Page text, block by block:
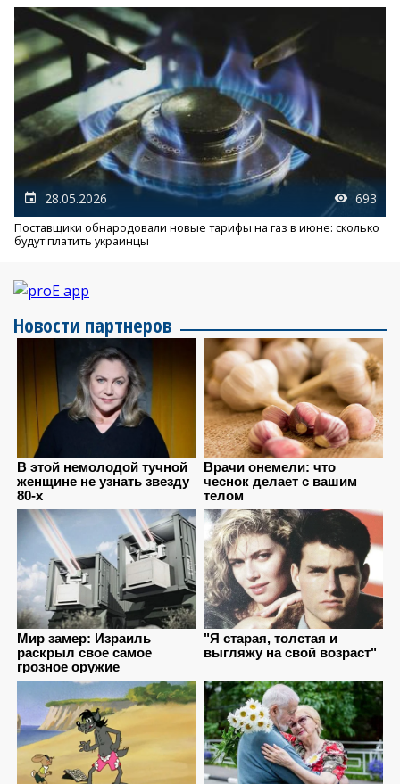
28.05.2026 693
Поставщики обнародовали новые тарифы на газ в июне: сколько
будут платить украинцы
Новости партнеров